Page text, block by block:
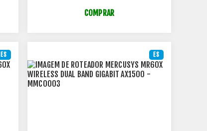
COMPRAR
ES ES